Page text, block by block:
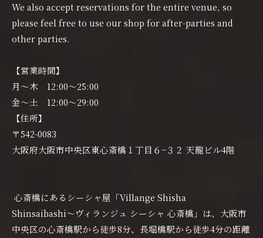
We also accept reservations for the entire venue, so
please feel free to use our shop for after-parties and
other parties.
【営業時間】
月〜木 12:00〜25:00
金〜土 12:00〜29:00
【住所】
〒542-0083
大阪府大阪市中央区東心斎橋１丁目６−３２ 天龍ビル4階
心斎橋にあるシーシャ屋「Villange Shisha
Shinsaibashi〜ヴィランジュ シーシャ 心斎橋」は、大阪市
中央区の心斎橋駅から徒歩8分、長堀橋駅から徒歩4分の距離